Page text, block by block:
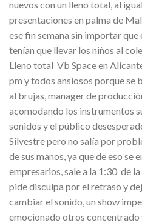
nuevos con un lleno total, al
presentaciones en palma de
ese fin semana sin importar
tenían que llevar los niños al
Lleno total Vb Space en
pm y todos ansiosos porque se
al brujas, manager de
acomodando los instrumentos
sonidos y el público
Silvestre pero no salía por
de sus manos, ya que de eso se
empresarios, sale a la 1:30 de
pide disculpa por el retraso y
cambiar el sonido, un show
emocionado otros concentrado